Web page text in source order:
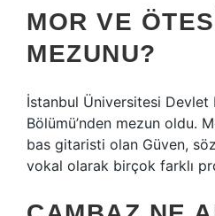
MOR VE
MEZUNU?
İstanbul Üniversitesi Devlet
Bölümü’nden mezun oldu.
bas gitaristi olan Güven,
vokal olarak birçok farklı